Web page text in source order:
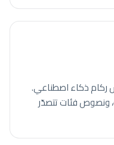
ركام ذكاء اصطناعي.
ونصوص فئات تتصدّر